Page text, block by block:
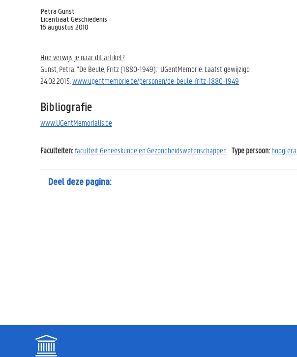
Petra Gunst
Licentiaat Geschiedenis
16 augustus 2010
Hoe verwijs je naar dit artikel?
Gunst, Petra. "De Beule, Fritz (1880-1949)." UGentMemorie. Laatst gewijzigd
24.02.2015. www.ugentmemorie.be/personen/de-beule-fritz-1880-1949
Bibliografie
www.UGentMemorialis.be
Faculteiten:faculteit Geneeskunde en Gezondheidswetenschappen Type persoon:
Deel deze pagina: